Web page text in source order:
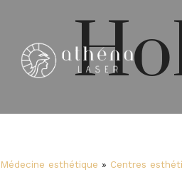
Médecine esthétique » Centres